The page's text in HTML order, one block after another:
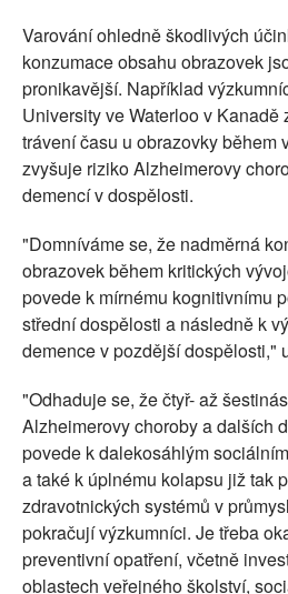
Varování ohledně škodlivých
konzumace obsahu obrazovek
pronikavější. Například
University ve Waterloo v
trávení času u obrazovky během
zvyšuje riziko Alzheimerovy
demencí v dospělosti.
"Domníváme se, že nadměrná
obrazovek během kritických
povede k mírnému kognitivnímu
střední dospělosti a následně k
demence v pozdější dospělosti,"
"Odhaduje se, že čtyř- až
Alzheimerovy choroby a dalších
povede k dalekosáhlým
a také k úplnému kolapsu již tak
zdravotnických systémů v
pokračují výzkumníci. Je třeba
preventivní opatření, včetně
oblastech veřejného školství,